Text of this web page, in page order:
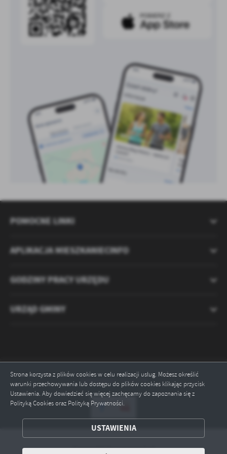
Strona korzysta z plików cookies w celu realizacji usług. Możesz określić
warunki przechowywania lub dostępu do plików cookies klikając przycisk
Ustawienia. Aby dowiedzieć się więcej zachęcamy do zapoznania się z
Polityką Cookies oraz Polityką Prywatności.
USTAWIENIA
ZAPISZ WYBRANE
POMOCNE LINKI
APLIKACJA MIESZKANIECINFO
GODZINY PRACY URZĘDU
URZĄD GMINY
Odwiedzin: 2121276
Copyright by ryczywol.pl